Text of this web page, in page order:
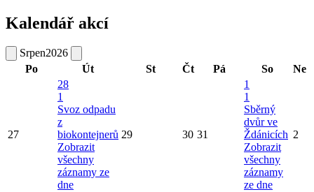
Kalendář akcí
Srpen2026
Po
Út St Čt Pá So Ne
27
28
1
Svoz odpadu
z
biokontejnerů
Zobrazit
všechny
záznamy ze
dne
29 30 31
1
1
Sběrný
dvůr ve
Ždánicích
Zobrazit
všechny
záznamy
ze dne
2